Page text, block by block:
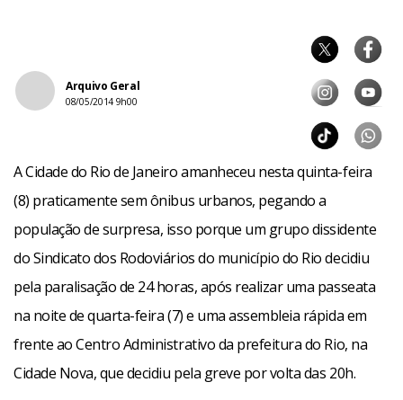
Arquivo Geral
08/05/2014 9h00
A Cidade do Rio de Janeiro amanheceu nesta quinta-feira
(8) praticamente sem ônibus urbanos, pegando a
população de surpresa, isso porque um grupo dissidente
do Sindicato dos Rodoviários do município do Rio decidiu
pela paralisação de 24 horas, após realizar uma passeata
na noite de quarta-feira (7) e uma assembleia rápida em
frente ao Centro Administrativo da prefeitura do Rio, na
Cidade Nova, que decidiu pela greve por volta das 20h.